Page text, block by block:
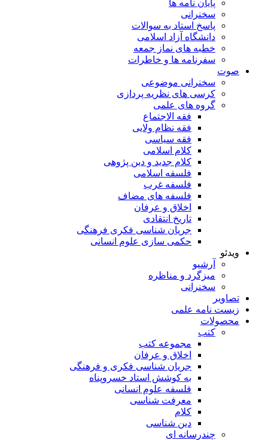
پایان نامه ها
سخنرانی
پاسخ استاد به سوالات
دانشگاه آزاد اسلامی
خطبه های نماز جمعه
سفرنامه ها و خاطرات
صوت
سخنرانی موضوعی
کرسی های نظریه پردازی
گروه های علمی
فقه الاجتماع
فقه نظام ولایی
فقه سیاسی
کلام اسلامی
کلام جدید و دین پژوهی
فلسفه اسلامی
فلسفه غرب
فلسفه های مضاف
اخلاق و عرفان
تاریخ انتقادی
جریان شناسی فکری فرهنگی
حکمی سازی علوم انسانی
ویدئو
آرشیو
میزگرد و مناظره
سخنرانی
تصاویر
زیست نامه علمی
محصولات
کتب
مجموعه کتب
اخلاق و عرفان
جریان شناسی فکری و فرهنگی
به کوشش استاد خسروپناه
فلسفه علوم انسانی
معرفت شناسی
کلام
دین شناسی
چندرسانه ای